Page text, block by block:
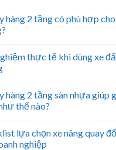
hàng 2 tầng có phù hợp
thực tế khi dùng xe
hàng 2 tầng sàn nhựa giúp
thế nào?
lựa chọn xe nâng quay
nghiệp